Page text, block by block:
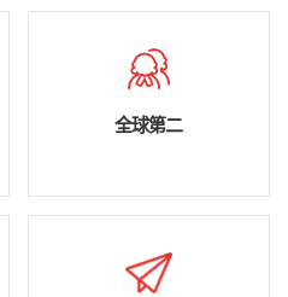
全球第二